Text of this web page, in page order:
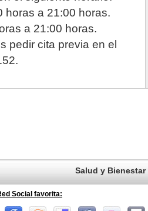
horas a 21:00 horas.
a 21:00 horas.
pedir cita previa en el
Salud y Bienestar
Social favorita: